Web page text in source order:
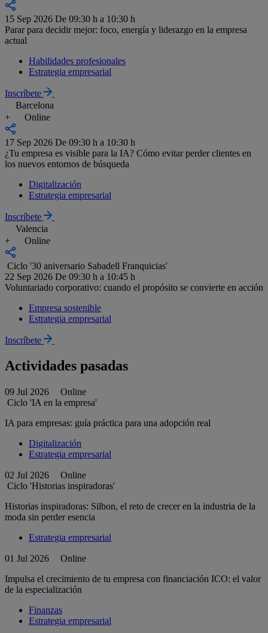
15 Sep 2026 De 09:30 h a 10:30 h
Parar para decidir mejor: foco, energía y liderazgo en la empresa
actual
Habilidades profesionales
Estrategia empresarial
Inscríbete
Barcelona
+
Online
17 Sep 2026 De 09:30 h a 10:30 h
¿Tu empresa es visible para la IA? Cómo evitar perder clientes en
los nuevos entornos de búsqueda
Digitalización
Estrategia empresarial
Inscríbete
Valencia
+
Online
Ciclo '30 aniversario Sabadell Franquicias'
22 Sep 2026 De 09:30 h a 10:45 h
Voluntariado corporativo: cuando el propósito se convierte en acción
Empresa sostenible
Estrategia empresarial
Inscríbete
Actividades pasadas
09 Jul 2026
Online
Ciclo 'IA en la empresa'
IA para empresas: guía práctica para una adopción real
Digitalización
Estrategia empresarial
02 Jul 2026
Online
Ciclo 'Historias inspiradoras'
Historias inspiradoras: Silbon, el reto de crecer en la industria de la
moda sin perder esencia
Estrategia empresarial
01 Jul 2026
Online
Impulsa el crecimiento de tu empresa con financiación ICO: el valor
de la especialización
Finanzas
Estrategia empresarial